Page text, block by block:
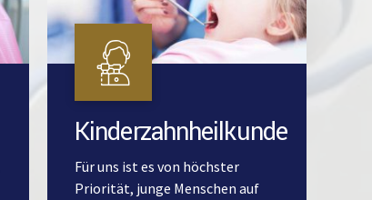
Kinderzahnheilkunde
Für uns ist es von höchster
Priorität, junge Menschen auf